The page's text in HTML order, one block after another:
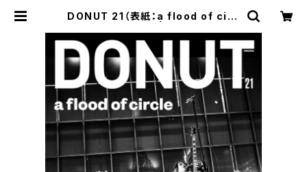
DONUT 21（表紙：a flood of circ
G. Shop